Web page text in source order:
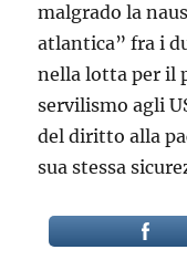
malgrado la
atlantica” fra i
nella lotta per il
servilismo agli
del diritto alla
sua stessa